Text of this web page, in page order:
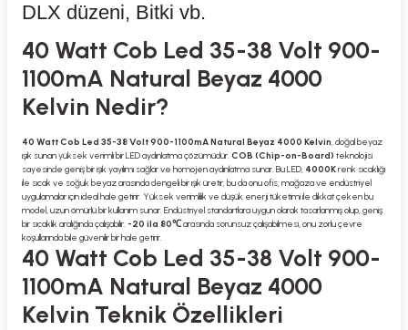
DLX düzeni, Bitki vb.
40 Watt Cob Led 35-38 Volt 900-
1100mA Natural Beyaz 4000
Kelvin Nedir?
40 Watt Cob Led 35-38 Volt 900-1100mA Natural Beyaz 4000 Kelvin, doğal beyaz
ışık sunan yüksek verimli bir LED aydınlatma çözümüdür. COB (Chip-on-Board) teknolojisi
sayesinde geniş bir ışık yayılımı sağlar ve homojen aydınlatma sunar. Bu LED, 4000Krenk sıcaklığı
ile sıcak ve soğuk beyaz arasında dengeli bir ışık üretir, bu da onu ofis, mağaza ve endüstriyel
uygulamalar için ideal hale getirir. Yüksek verimlilik ve düşük enerji tüketimi ile dikkat çeken bu
model, uzun ömürlü bir kullanım sunar. Endüstriyel standartlara uygun olarak tasarlanmış olup, geniş
bir sıcaklık aralığında çalışabilir. -20 ila 80℃arasında sorunsuz çalışabilmesi, onu zorlu çevre
koşullarında bile güvenilir bir hale getirir.
40 Watt Cob Led 35-38 Volt 900-
1100mA Natural Beyaz 4000
Kelvin Teknik Özellikleri